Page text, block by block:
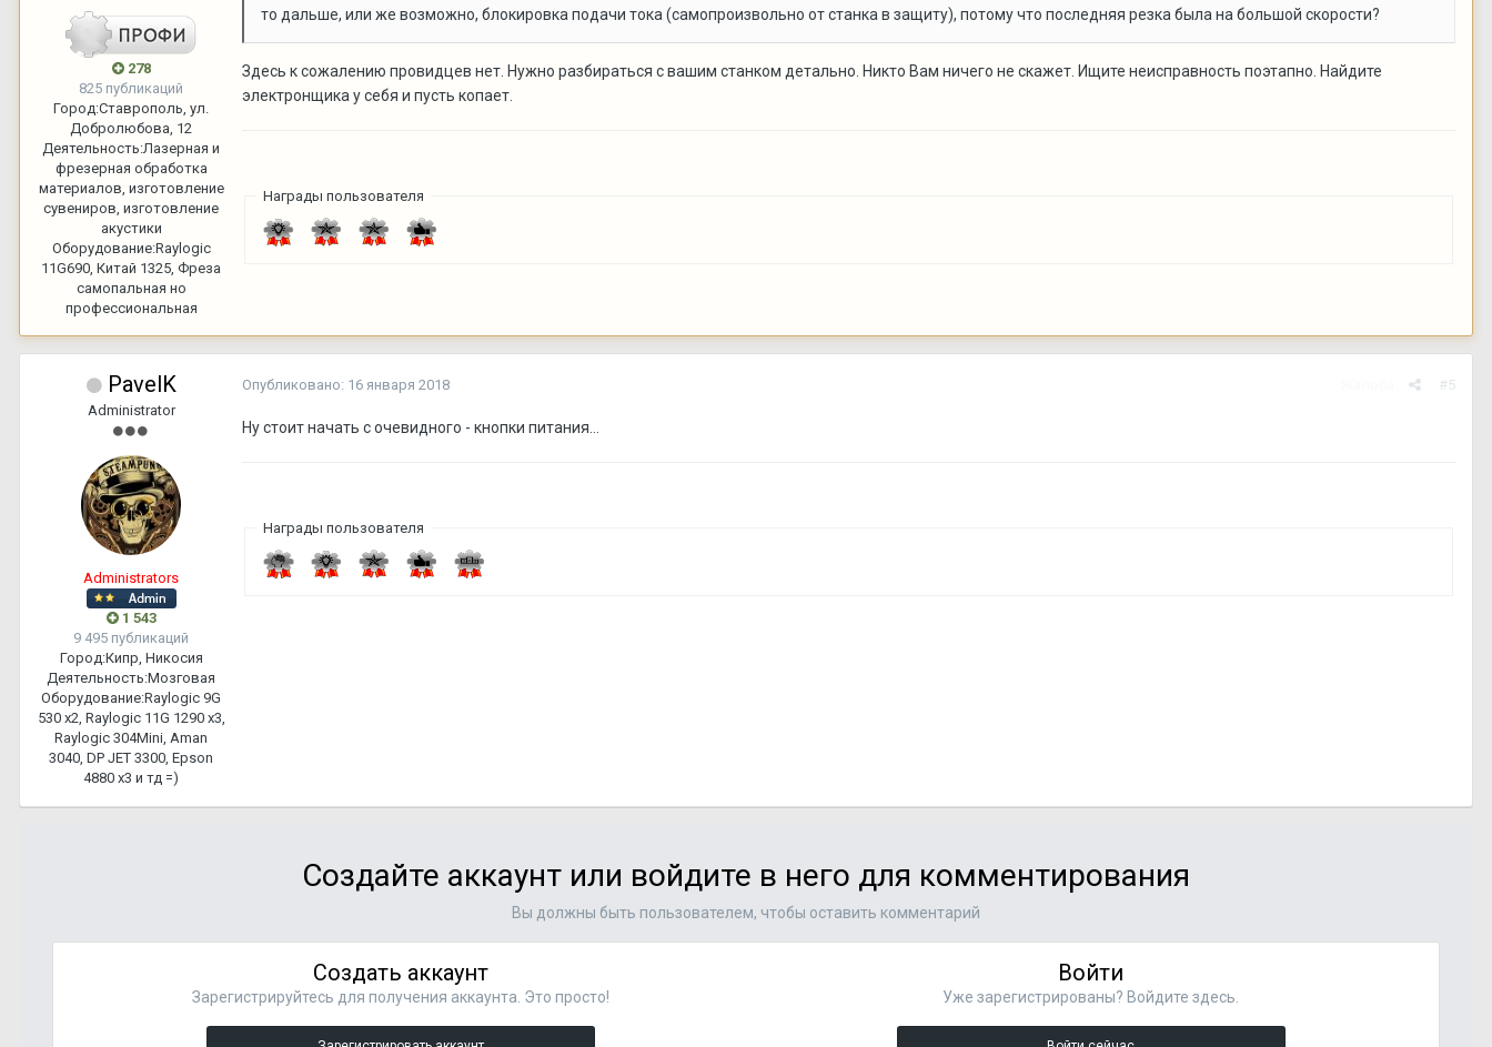
278
825 публикаций
Город:Ставрополь, ул.
Добролюбова, 12
Деятельность:Лазерная и
фрезерная обработка
материалов, изготовление
сувениров, изготовление
акустики
Оборудование:Raylogic
11G690, Китай 1325, Фреза
самопальная но
профессиональная
то дальше, или же возможно, блокировка подачи тока (самопроизвольно от станка в защиту), потому что последняя резка была на большой скорости?
Здесь к сожалению провидцев нет. Нужно разбираться с вашим станком детально. Никто Вам ничего не скажет. Ищите неисправность поэтапно. Найдите
электронщика у себя и пусть копает.
Награды пользователя
PavelK
Administrator
Administrators
1 543
9 495 публикаций
Город:Кипр, Никосия
Деятельность:Мозговая
Оборудование:Raylogic 9G
530 х2, Raylogic 11G 1290 х3,
Raylogic 304Mini, Aman
3040, DP JET 3300, Epson
4880 x3 и тд =)
#5
Опубликовано: 16 января 2018
Ну стоит начать с очевидного - кнопки питания...
Награды пользователя
Создайте аккаунт или войдите в него для комментирования
Вы должны быть пользователем, чтобы оставить комментарий
Создать аккаунт
Зарегистрируйтесь для получения аккаунта. Это просто!
Войти
Уже зарегистрированы? Войдите здесь.